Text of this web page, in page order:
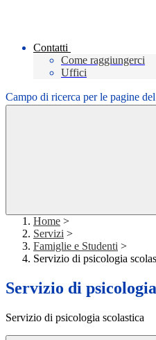
Contatti
Come raggiungerci
Uffici
Campo di ricerca per le pagine
Home >
Servizi >
Famiglie e Studenti >
Servizio di psicologia
Servizio di
Servizio di psicologia scolastica